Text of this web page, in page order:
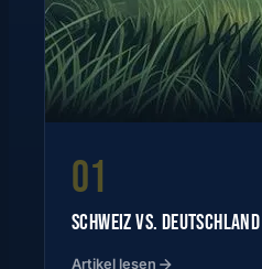
01
SCHWEIZ VS.
Artikel lesen